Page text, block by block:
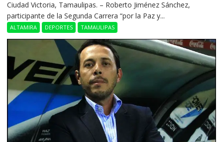
Ciudad Victoria, Tamaulipas. – Roberto Jiménez Sánchez,
participante de la Segunda Carrera “por la Paz y...
ALTAMIRA DEPORTES TAMAULIPAS